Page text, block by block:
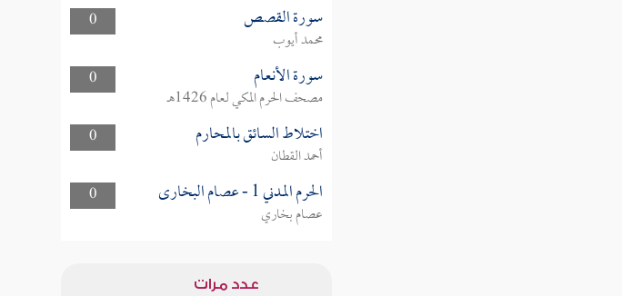
0
سورة القصص
محمد أيوب
0
سورة الأنعام
مصحف الحرم المكي لعام 1426هـ
0
اختلاط السائق بالمحارم
أحمد القطان
0
الحرم المدني 1 - عصام البخارى
عصام بخاري
عدد مرات